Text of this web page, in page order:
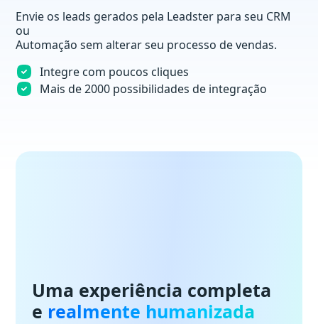
Envie os leads gerados pela Leadster para seu CRM
ou
Automação sem alterar seu processo de vendas.
Integre com poucos cliques
Mais de 2000 possibilidades de integração
Uma experiência completa
e realmente humanizada